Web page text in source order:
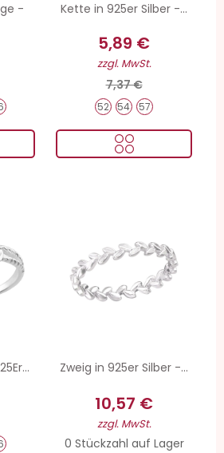
-
Kette in 925er Silber -...
5,89 €
zzgl. MwSt.
7,37 €
52 54 57
Zweig in 925er Silber -...
10,57 €
zzgl. MwSt.
0 Stückzahl auf Lager